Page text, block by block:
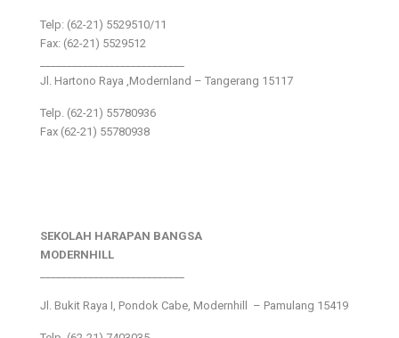
Telp: (62-21) 5529510/11
Fax: (62-21) 5529512
Jl. Hartono Raya ,Modernland – Tangerang 15117
Telp. (62-21) 55780936
Fax (62-21) 55780938
SEKOLAH HARAPAN BANGSA
MODERNHILL
Jl. Bukit Raya I, Pondok Cabe, Modernhill – Pamulang 15419